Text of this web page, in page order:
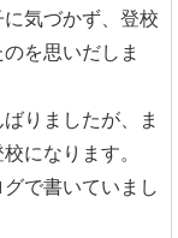
気づかず、登校
を思いだしま
りましたが、ま
になります。
で書いていまし